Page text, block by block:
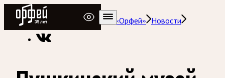
Радио Орфей
Радио классической музыки «Орфей»
Новости